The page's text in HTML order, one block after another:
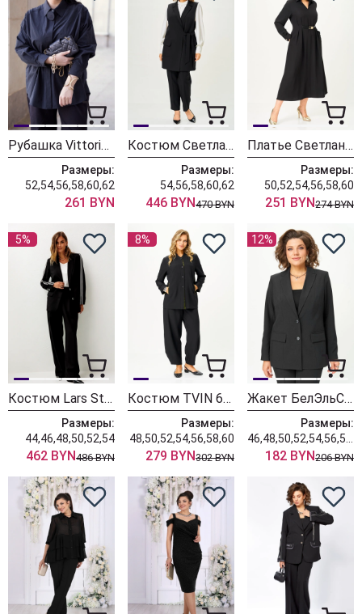
Рубашка Vittoria Queen 30273/1 черная
Размеры:
52,54,56,58,60,62
261 BYN
Костюм Светлана-Стиль 2375 черный
Размеры:
54,56,58,60,62
446 BYN470 BYN
Платье Светлана-Стиль 2359 черный
Размеры:
50,52,54,56,58,60
251 BYN274 BYN
5%
Костюм Lars Style 1244/1 черный
Размеры:
44,46,48,50,52,54
462 BYN486 BYN
8%
Костюм TVIN 6117 черный + зеленый
Размеры:
48,50,52,54,56,58,60
279 BYN302 BYN
12%
Жакет БелЭльСтиль 412-3 черный
Размеры:
182 BYN206 BYN